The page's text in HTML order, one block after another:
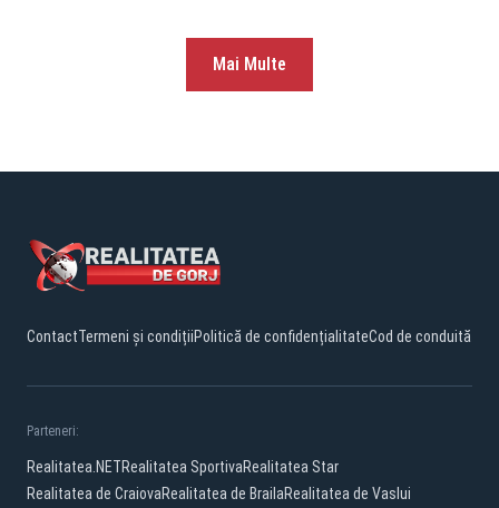
Mai Multe
ContactTermeni și condițiiPolitică de confidențialitateCod de conduită
Parteneri:
Realitatea.NETRealitatea SportivaRealitatea Star
Realitatea de CraiovaRealitatea de BrailaRealitatea de Vaslui